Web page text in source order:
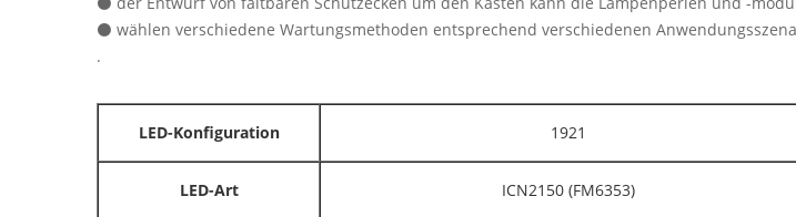
⚫ wählen verschiedene Wartungsmethoden entsprechend verschiedenen
.
LED-Konfiguration 1921
LED-Art ICN2150 (FM6353)